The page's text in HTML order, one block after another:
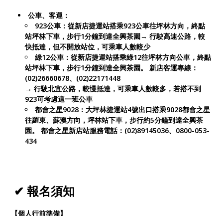
公車、客運：
923公車：從新店捷運站搭乘923公車往坪林方向，終點
站坪林下車，步行1分鐘到達全興茶園→ 行駛高速公路，較
快抵達，但不開放站位，可乘車人數較少
綠12公車：從新店捷運站搭乘綠12往坪林方向公車，終點
站坪林下車，步行1分鐘到達全興茶園。 新店客運專線：
(02)26660678、(02)22171448
→ 行駛北宜公路，較慢抵達，可乘車人數較多，若搭不到
923可考慮這一班公車
都會之星9028：大坪林捷運站4號出口搭乘9028都會之星
往羅東、蘇澳方向，坪林站下車，步行約5分鐘到達全興茶
園。 都會之星新店站服務電話：(02)89145036、0800-053-
434
✔ 報名須知
【個人行前準備】